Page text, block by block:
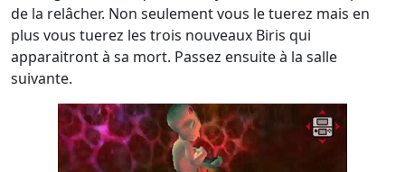
de la relâcher. Non seulement vous le tuerez mais en
plus vous tuerez les trois nouveaux Biris qui
apparaitront à sa mort. Passez ensuite à la salle
suivante.